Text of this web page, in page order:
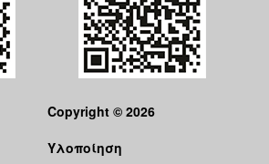
Copyright © 2026
Υλοποίηση